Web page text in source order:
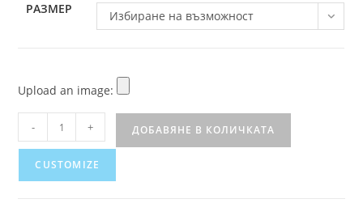
РАЗМЕР Избиране на възможност
Upload an image:
- + ДОБАВЯНЕ В КОЛИЧКАТА
CUSTOMIZE